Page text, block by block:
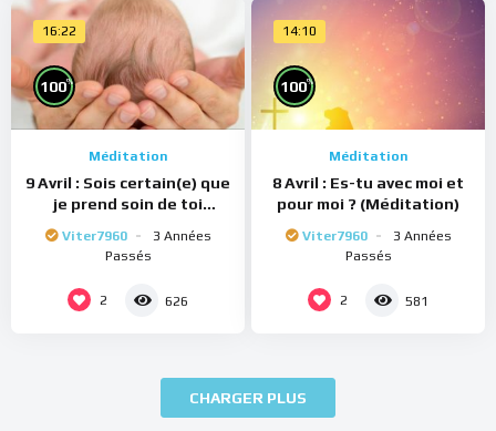
16:22
100%
Méditation
9 Avril : Sois certain(e) que
je prend soin de toi
Viter7960
3 Années
Passés
2 626
14:10
100%
Méditation
8 Avril : Es-tu avec moi et
pour moi ? (Méditation)
Viter7960
3 Années
Passés
2 581
CHARGER PLUS